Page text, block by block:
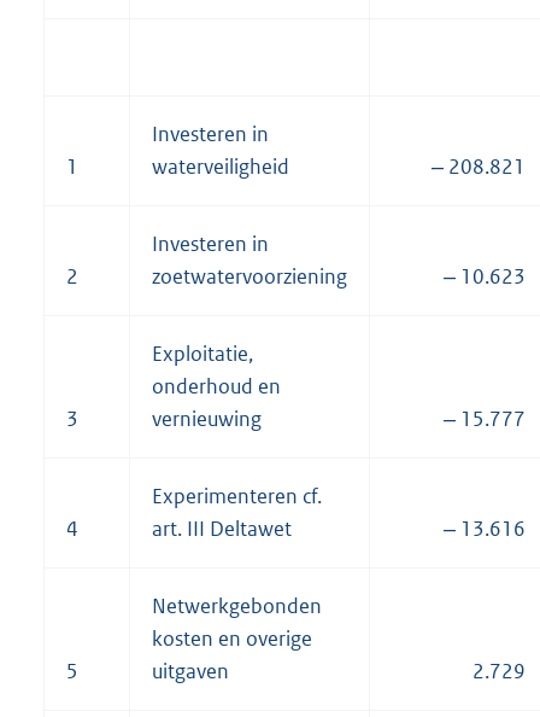
1
Investeren in
waterveiligheid
‒ 208.821
2
Investeren in
zoetwatervoorziening
‒ 10.623
3
Exploitatie,
onderhoud en
vernieuwing
‒ 15.777
4
Experimenteren cf.
art. III Deltawet
‒ 13.616
5
Netwerkgebonden
kosten en overige
uitgaven
2.729